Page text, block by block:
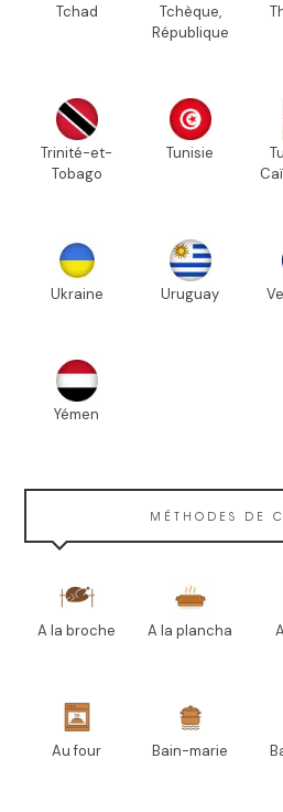
Tchad
Tchèque,
République
Trinité-et-
Tobago
Tunisie
Ukraine Uruguay
Yémen
MÉTHODES DE
A la broche A la plancha
Au four Bain-marie